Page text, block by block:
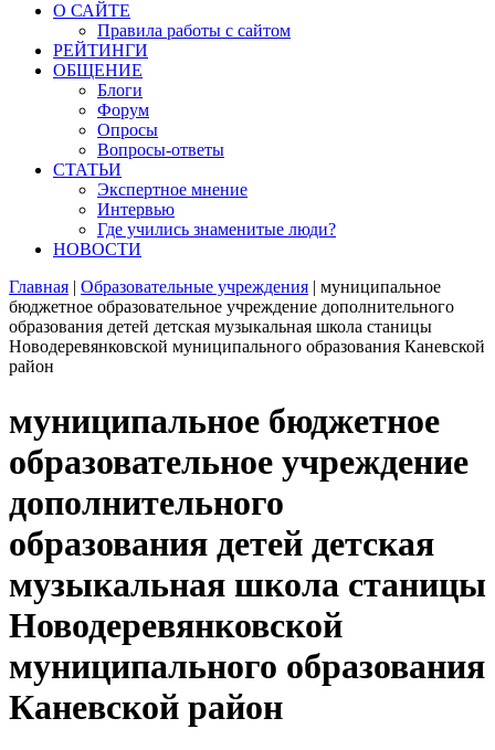
О САЙТЕ
Правила работы с сайтом
РЕЙТИНГИ
ОБЩЕНИЕ
Блоги
Форум
Опросы
Вопросы-ответы
СТАТЬИ
Экспертное мнение
Интервью
Где учились знаменитые люди?
НОВОСТИ
Главная | Образовательные учреждения | муниципальное
бюджетное образовательное учреждение дополнительного
образования детей детская музыкальная школа станицы
Новодеревянковской муниципального образования Каневской
район
муниципальное бюджетное
образовательное учреждение
дополнительного
образования детей детская
музыкальная школа станицы
Новодеревянковской
муниципального образования
Каневской район